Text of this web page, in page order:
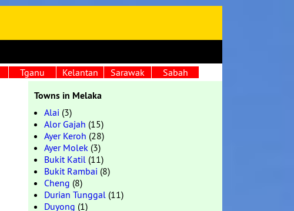
Tganu Kelantan Sarawak Sabah
Towns in Melaka
Alai (3)
Alor Gajah (15)
Ayer Keroh (28)
Ayer Molek (3)
Bukit Katil (11)
Bukit Rambai (8)
Cheng (8)
Durian Tunggal (11)
Duyong (1)